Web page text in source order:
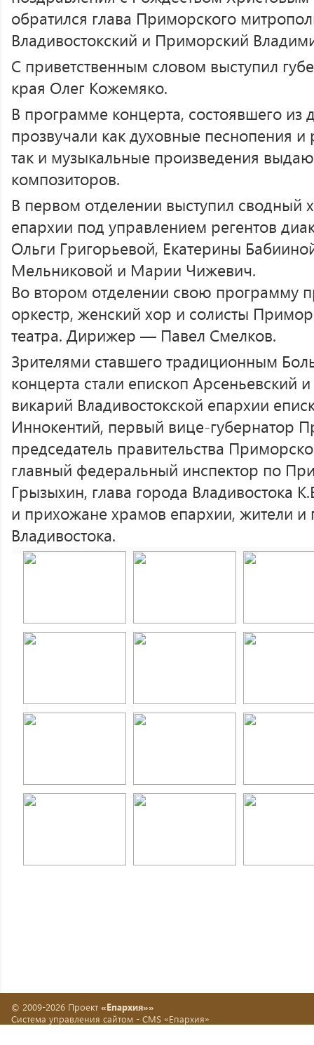
обратился глава Приморского
Владивостокский и Приморский
С приветственным словом выступил
края Олег Кожемяко.
В программе концерта, состоявшего из
прозвучали как духовные песнопения и
так и музыкальные произведения
композиторов.
В первом отделении выступил сводный
епархии под управлением регентов
Ольги Григорьевой, Екатерины
Мельниковой и Марии Чижевич.
Во втором отделении свою программу
оркестр, женский хор и солисты
театра. Дирижер — Павел Смелков.
Зрителями ставшего традиционным
концерта стали епископ Арсеньевский
викарий Владивостокской епархии
Иннокентий, первый вице-губернатор
председатель правительства
главный федеральный инспектор по
Грызыхин, глава города Владивостока
и прихожане храмов епархии, жители и
Владивостока.
© 2009-2026 Проект «Епархия»»
Система управления сайтом - CMS «Епархия»